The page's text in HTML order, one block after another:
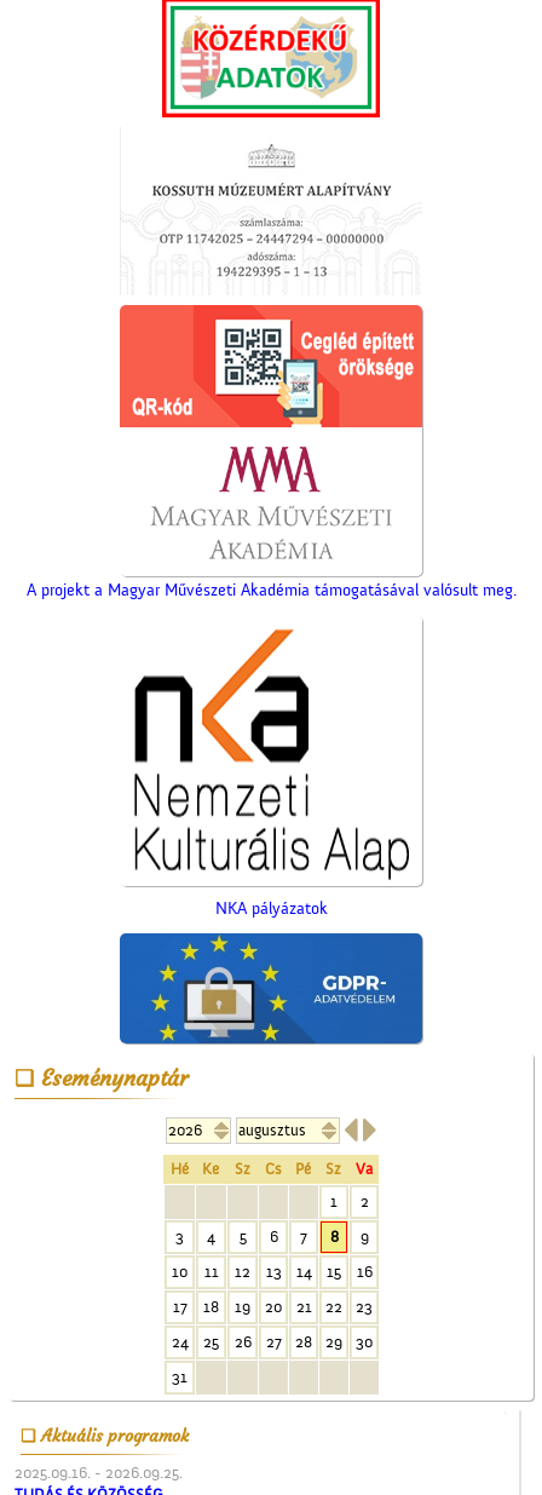
A projekt a Magyar Művészeti Akadémia támogatásával valósult meg.
NKA pályázatok
Eseménynaptár

Hé Ke Sz Cs Pé Sz
Va
1
2
3
4 5 6 7 8
9
10
11 12 13 14 15
16
17
18 19 20 21 22
23
24
25 26 27 28 29
30
31
Aktuális programok
2025.09.16. - 2026.09.25.
Kereszt a Seregélyesben
Cegléd a magasból